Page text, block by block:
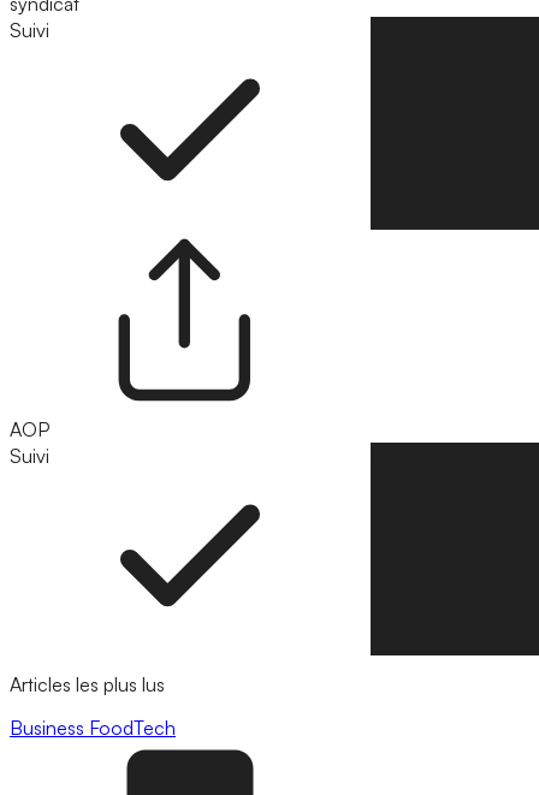
Suivi
AOP
Suivi
Articles les plus lus
Business FoodTech